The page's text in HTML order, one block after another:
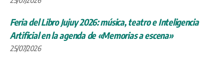
Feria del Libro Jujuy 2026: música, teatro e Inteligencia
Artificial en la agenda de «Memorias a escena»
25/07/2026